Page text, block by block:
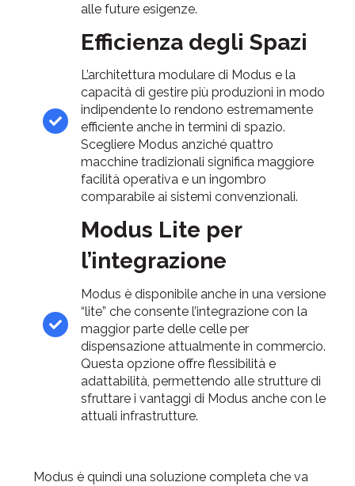
alle future esigenze.
Efficienza degli Spazi
L’architettura modulare di Modus e la
capacità di gestire più produzioni in modo
indipendente lo rendono estremamente
efficiente anche in termini di spazio.
Scegliere Modus anziché quattro
macchine tradizionali significa maggiore
facilità operativa e un ingombro
comparabile ai sistemi convenzionali.
Modus Lite per
l’integrazione
Modus è disponibile anche in una versione
“lite” che consente l’integrazione con la
maggior parte delle celle per
dispensazione attualmente in commercio.
Questa opzione offre flessibilità e
adattabilità, permettendo alle strutture di
sfruttare i vantaggi di Modus anche con le
attuali infrastrutture.
Modus è quindi una soluzione completa che va